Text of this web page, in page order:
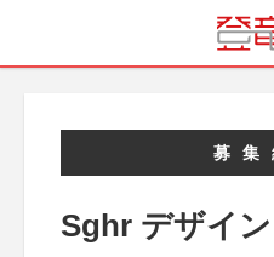
募集
Sghr デザイ